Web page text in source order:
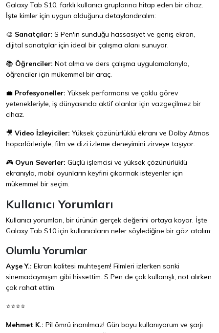
Galaxy Tab S10, farklı kullanıcı gruplarına hitap eden bir cihaz.
İşte kimler için uygun olduğunu detaylandıralım:
🎨 Sanatçılar: S Pen'in sunduğu hassasiyet ve geniş ekran,
dijital sanatçılar için ideal bir çalışma alanı sunuyor.
📚 Öğrenciler: Not alma ve ders çalışma uygulamalarıyla,
öğrenciler için mükemmel bir araç.
💼 Profesyoneller: Yüksek performansı ve çoklu görev
yetenekleriyle, iş dünyasında aktif olanlar için vazgeçilmez bir
cihaz.
🎥 Video İzleyiciler: Yüksek çözünürlüklü ekranı ve Dolby Atmos
hoparlörleriyle, film ve dizi izleme deneyimini zirveye taşıyor.
🎮 Oyun Severler: Güçlü işlemcisi ve yüksek çözünürlüklü
ekranıyla, mobil oyunların keyfini çıkarmak isteyenler için
mükemmel bir seçim.
Kullanıcı Yorumları
Kullanıcı yorumları, bir ürünün gerçek değerini ortaya koyar. İşte
Galaxy Tab S10 için kullanıcıların neler söylediğine bir göz atalım:
Olumlu Yorumlar
Ayşe Y.: Ekran kalitesi muhteşem! Filmleri izlerken sanki
sinemadaymışım gibi hissettim. S Pen de çok kullanışlı, not alırken
çok rahat ettim.
⭐⭐⭐⭐
Mehmet K.: Pil ömrü inanılmaz! Gün boyu kullanıyorum ve şarjı